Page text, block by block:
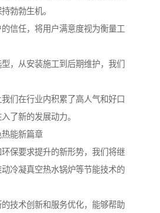
勃勃生机。
信任，将用户满意度视为衡量工
，从安装施工到后期维护，我们
们在行业内积累了高人气和好口
了新的发展动力。
能新篇章
保要求提升的新形势，我们将继
冷凝真空热水锅炉等节能技术的
技术创新和服务优化，能够帮助